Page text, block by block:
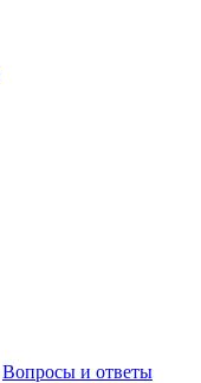
Вопросы и ответы